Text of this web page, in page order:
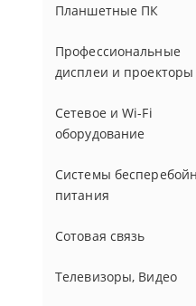
Планшетные ПК
Профессиональные
дисплеи и проекторы
Сетевое и Wi-Fi
оборудование
Системы
питания
Сотовая связь
Телевизоры, Видео